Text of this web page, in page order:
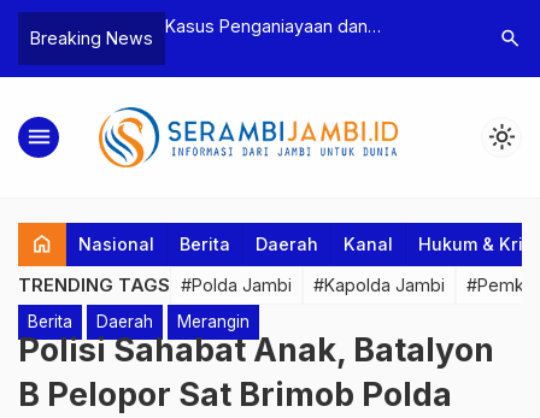
Breaking News
BPD, Polres
Tersangka
Polres Tebo Ungkap Kasus
Dua Pelaku Pengeroyokan di Sumay
Terkait
search
menu light_mode
home Nasional Berita Daerah Kanal Hukum &
TRENDING TAGS #Polda Jambi #Kapolda Jambi
Berita Daerah Merangin
Polisi Sahabat Anak, Batalyon
B Pelopor Sat Brimob Polda